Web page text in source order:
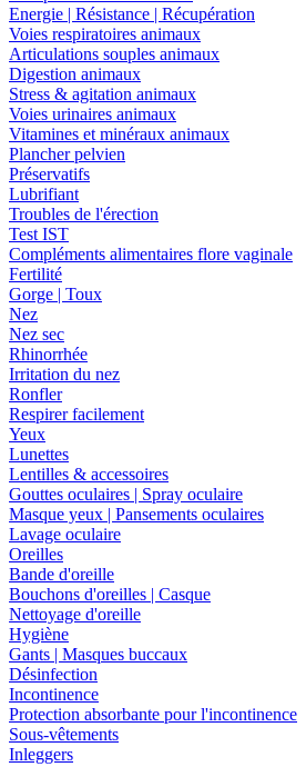
Energie | Résistance | Récupération
Voies respiratoires animaux
Articulations souples animaux
Digestion animaux
Stress & agitation animaux
Voies urinaires animaux
Vitamines et minéraux animaux
Plancher pelvien
Préservatifs
Lubrifiant
Troubles de l'érection
Test IST
Compléments alimentaires flore vaginale
Fertilité
Gorge | Toux
Nez
Nez sec
Rhinorrhée
Irritation du nez
Ronfler
Respirer facilement
Yeux
Lunettes
Lentilles & accessoires
Gouttes oculaires | Spray oculaire
Masque yeux | Pansements oculaires
Lavage oculaire
Oreilles
Bande d'oreille
Bouchons d'oreilles | Casque
Nettoyage d'oreille
Hygiène
Gants | Masques buccaux
Désinfection
Incontinence
Protection absorbante pour l'incontinence
Sous-vêtements
Inleggers